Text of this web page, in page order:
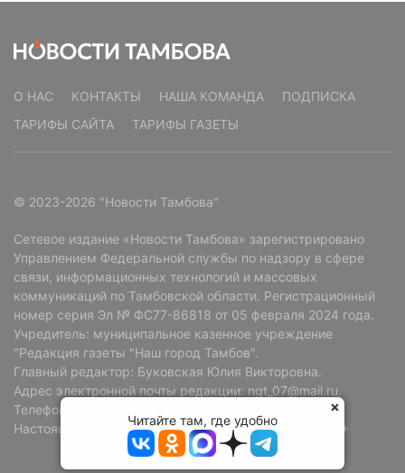
О НАС КОНТАКТЫ НАША КОМАНДА
ПОДПИСКА
ТАРИФЫ САЙТА
ТАРИФЫ ГАЗЕТЫ
© 2023-2026 "Новости Тамбова"
Сетевое издание «Новости Тамбова» зарегистрировано
Управлением Федеральной службы по надзору в сфере
связи, информационных технологий и массовых
коммуникаций по Тамбовской области. Регистрационный
номер серия Эл № ФС77-86818 от 05 февраля 2024 года.
Учредитель: муниципальное казенное учреждение
"Редакция газеты "Наш город Тамбов".
Главный редактор: Буковская Юлия Викторовна.
Адрес электронной почты редакции: ngt_07@mail.ru.
Телефон редакции: +7 (4752) 72-69-37.
Настоящий ресурс может содержать материалы 18+
Читайте там, где удобно